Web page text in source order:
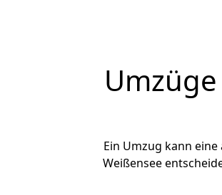
Ein Umzug kann
Weißensee